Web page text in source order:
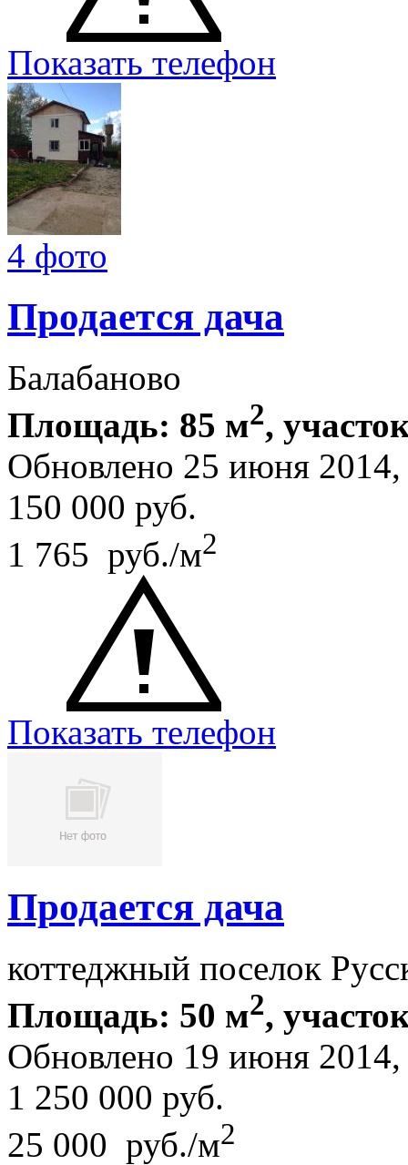
Показать телефон
4 фото
Продается дача
Балабаново
Площадь: 85 м2,
Обновлено 25 июня
150 000 руб.
1 765 руб./м2
Показать телефон
Продается дача
коттеджный поселок
Площадь: 50 м2,
Обновлено 19 июня
1 250 000 руб.
25 000 руб./м2